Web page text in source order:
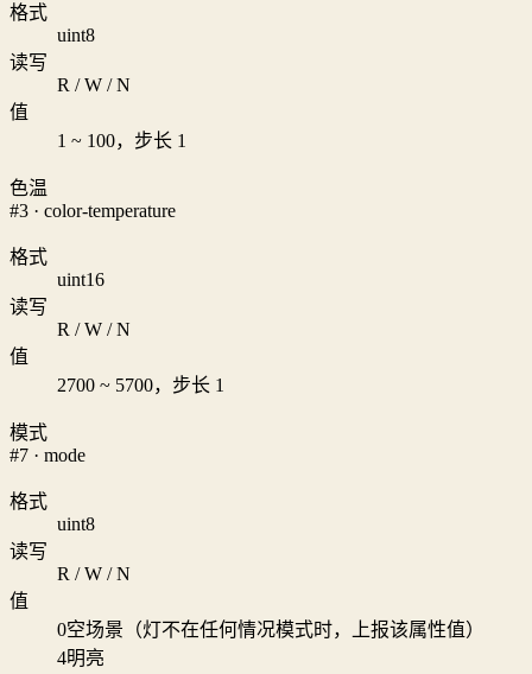
格式
uint8
读写
R / W / N
值
1 ~ 100，步长 1
色温
#3 · color-temperature
格式
uint16
读写
R / W / N
值
2700 ~ 5700，步长 1
模式
#7 · mode
格式
uint8
读写
R / W / N
值
0空场景（灯不在任何情况模式时，上报该属性值）
4明亮